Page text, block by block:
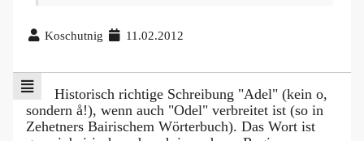
Koschutnig 11.02.2012
Historisch richtige Schreibung "Adel" (kein o,
sondern å!), wenn auch "Odel" verbreitet ist (so in
Zehetners Bairischem Wörterbuch). Das Wort ist